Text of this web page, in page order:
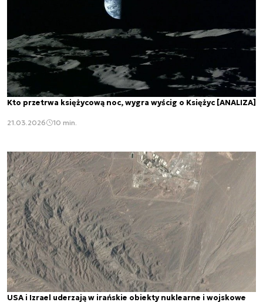
Kto przetrwa księżycową noc, wygra wyścig o Księżyc [ANALIZA]
21.03.2026 10 min.
USA i Izrael uderzają w irańskie obiekty nuklearne i wojskowe